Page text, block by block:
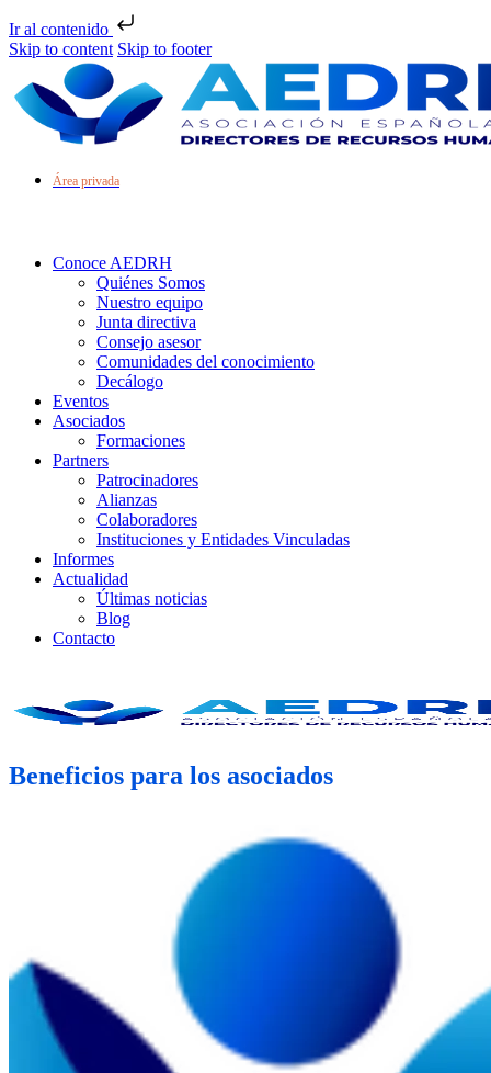
Ir al contenido
Skip to content Skip to footer
Área privada
Conoce AEDRH
Quiénes Somos
Nuestro equipo
Junta directiva
Consejo asesor
Comunidades del conocimiento
Decálogo
Eventos
Asociados
Formaciones
Partners
Patrocinadores
Alianzas
Colaboradores
Instituciones y Entidades Vinculadas
Informes
Actualidad
Últimas noticias
Blog
Contacto
Beneficios para los asociados